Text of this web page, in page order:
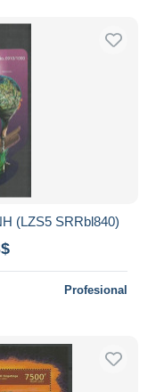
(LZS5 SRRbl840)
Profesional